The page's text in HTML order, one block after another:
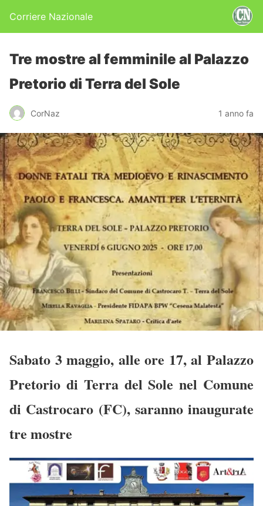
Corriere Nazionale
Tre mostre al femminile al Palazzo
Pretorio di Terra del Sole
CorNaz 1 anno fa
Sabato 3 maggio, alle ore 17, al Palazzo
Pretorio di Terra del Sole nel Comune
di Castrocaro (FC), saranno inaugurate
tre mostre